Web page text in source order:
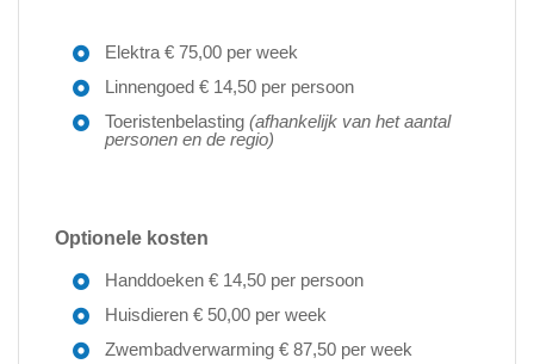
Elektra € 75,00 per week
Linnengoed € 14,50 per persoon
Toeristenbelasting (afhankelijk van het aantal
personen en de regio)
Optionele kosten
Handdoeken € 14,50 per persoon
Huisdieren € 50,00 per week
Zwembadverwarming € 87,50 per week